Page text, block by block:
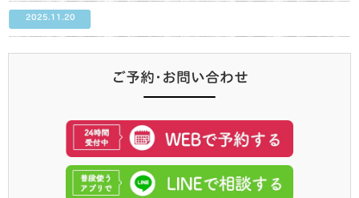
2025.11.20
ご予約･お問い合わせ